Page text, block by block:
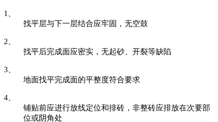
1、
找平层与下一层结合应牢固，无空鼓
2、
找平后完成面应密实，无起砂、开裂等缺陷
3、
地面找平完成面的平整度符合要求
4、
铺贴前应进行放线定位和排砖，非整砖应排放在次要部
位或阴角处